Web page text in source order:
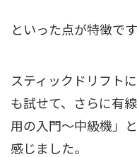
といった点が特徴です
スティックドリフト
も試せて、さらに有
用の入門〜中級機」
感じました。